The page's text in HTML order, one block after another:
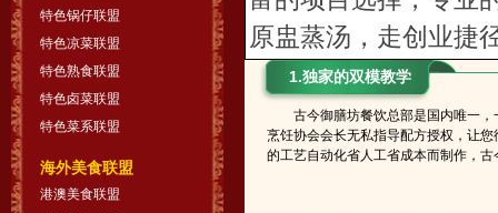
特色锅仔联盟
特色凉菜联盟
特色熟食联盟
特色卤菜联盟
特色菜系联盟
海外美食联盟
港澳美食联盟
原盅蒸汤，走创业捷
1.独家的双模教学
古今御膳坊餐饮总部是国内唯一，
烹饪协会会长无私指导配方授权，让
的工艺自动化省人工省成本而制作，